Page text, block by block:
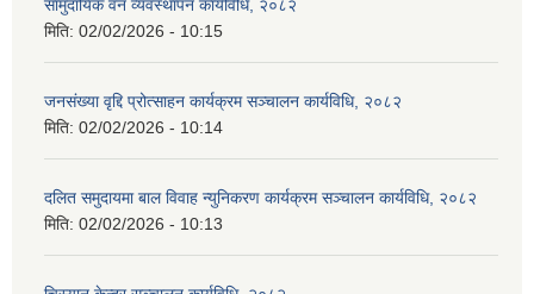
सामुदायिक वन व्यवस्थापन कार्यविधि, २०८२
मिति: 02/02/2026 - 10:15
जनसंख्या वृद्दि प्रोत्साहन कार्यक्रम सञ्‍चालन कार्यविधि, २०८२
मिति: 02/02/2026 - 10:14
दलित समुदायमा बाल विवाह न्युनिकरण कार्यक्रम सञ्‍चालन कार्यविधि, २०८२
मिति: 02/02/2026 - 10:13